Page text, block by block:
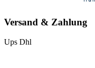
Versand & Zahlung
Ups Dhl